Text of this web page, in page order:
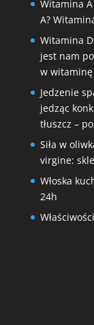
Witamina
A?
Witamina
jest nam
w witaminę
Jedzenie
jedząc
tłuszcz –
Siła w
virgine:
Włoska
24h